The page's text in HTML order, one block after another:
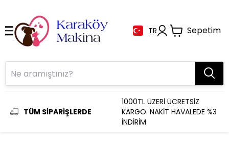
TR Sepetim
TÜM SİPARİŞLERDE
1000TL ÜZERİ ÜCRETSİZ
KARGO. NAKİT HAVALEDE %3
İNDİRİM